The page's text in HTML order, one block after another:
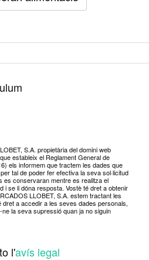
S.A. propietària del domini web
estableix el Reglament General de
els informem que tractem les dades que
tal de poder fer efectiva la seva sol·licitud
es conservaran mentre es realitza el
i se li dóna resposta. Vostè té dret a obtenir
LLOBET, S.A. estem tractant les
a accedir a les seves dades personals,
la seva supressió quan ja no siguin
l'avís legal